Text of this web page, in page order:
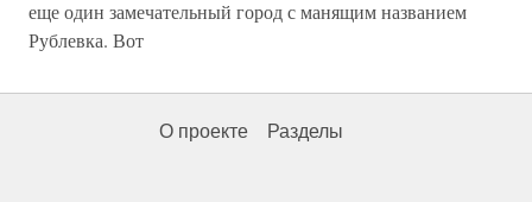
еще один замечательный город с манящим названием
Рублевка. Вот
О проекте Разделы